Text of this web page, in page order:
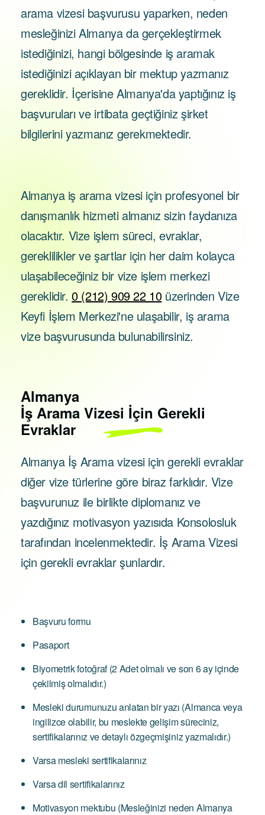
arama vizesi başvurusu yaparken, neden
mesleğinizi Almanya da gerçekleştirmek
istediğinizi, hangi bölgesinde iş aramak
istediğinizi açıklayan bir mektup yazmanız
gereklidir. İçerisine Almanya'da yaptığınız iş
başvuruları ve irtibata geçtiğiniz şirket
bilgilerini yazmanız gerekmektedir.
Almanya iş arama vizesi için profesyonel bir
danışmanlık hizmeti almanız sizin faydanıza
olacaktır. Vize işlem süreci, evraklar,
gereklilikler ve şartlar için her daim kolayca
ulaşabileceğiniz bir vize işlem merkezi
gereklidir.0 (212) 909 22 10üzerinden Vize
Keyfi İşlem Merkezi'ne ulaşabilir, iş arama
vize başvurusunda bulunabilirsiniz.
Almanya
İş Arama Vizesi İçin Gerekli
Evraklar
Almanya İş Arama vizesi için gerekli evraklar
diğer vize türlerine göre biraz farklıdır. Vize
başvurunuz ile birlikte diplomanız ve
yazdığınız motivasyon yazısıda Konsolosluk
tarafından incelenmektedir. İş Arama Vizesi
için gerekli evraklar şunlardır.
Başvuru formu
Pasaport
Biyometrik fotoğraf (2 Adet olmalı ve son 6 ay içinde
çekilmiş olmalıdır.)
Mesleki durumunuzu anlatan bir yazı (Almanca veya
ingilizce olabilir, bu meslekte gelişim süreciniz,
sertifikalarınız ve detaylı özgeçmişiniz yazmalıdır.)
Varsa mesleki sertifikalarınız
Varsa dil sertifikalarınız
Motivasyon mektubu (Mesleğinizi neden Almanya